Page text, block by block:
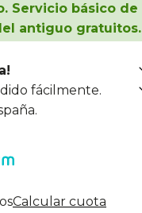
Servicio básico de
antiguo gratuitos.
fácilmente.
Calcular cuota